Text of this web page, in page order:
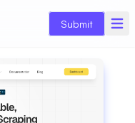
Submit